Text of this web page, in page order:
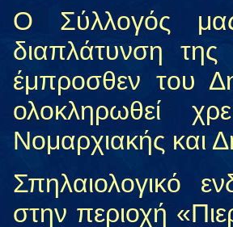
Ο Σύλλογός
διαπλάτυνση της
έμπροσθεν του
ολοκληρωθεί
Νομαρχιακής και
Σπηλαιολογικό
στην περιοχή